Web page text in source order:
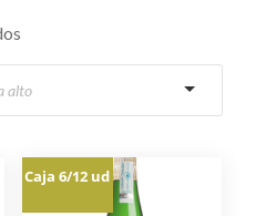
O
d
e
a
Caja 6/12 ud